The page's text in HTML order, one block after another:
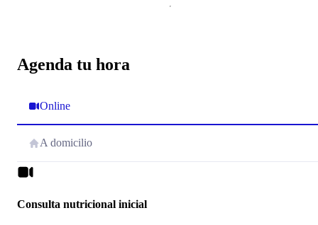
Agenda tu hora
Online
A domicilio
Consulta nutricional inicial